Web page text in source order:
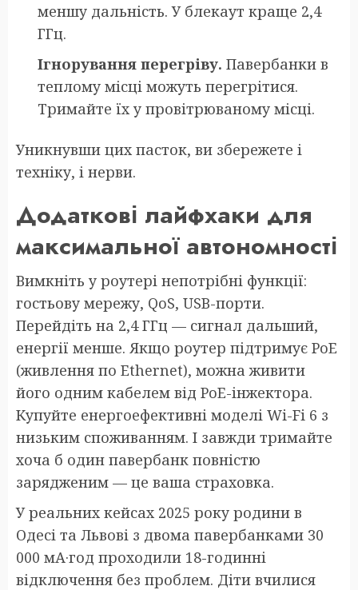
меншу дальність. У блекаут краще 2,4
ГГц.
Ігнорування перегріву. Павербанки в
теплому місці можуть перегрітися.
Тримайте їх у провітрюваному місці.
Уникнувши цих пасток, ви збережете і
техніку, і нерви.
Додаткові лайфхаки для
максимальної автономності
Вимкніть у роутері непотрібні функції:
гостьову мережу, QoS, USB-порти.
Перейдіть на 2,4 ГГц — сигнал дальший,
енергії менше. Якщо роутер підтримує PoE
(живлення по Ethernet), можна живити
його одним кабелем від PoE-інжектора.
Купуйте енергоефективні моделі Wi-Fi 6 з
низьким споживанням. І завжди тримайте
хоча б один павербанк повністю
зарядженим — це ваша страховка.
У реальних кейсах 2025 року родини в
Одесі та Львові з двома павербанками 30
000 мА·год проходили 18-годинні
відключення без проблем. Діти вчилися